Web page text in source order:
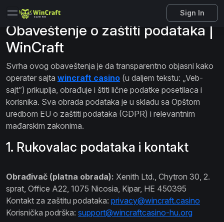
Sign In
Obaveštenje o zaštiti podataka |
WinCraft
Svrha ovog obaveštenja je da transparentno objasni kako
operater sajta wincraft casino (u daljem tekstu: „Veb-
sajt”) prikuplja, obrađuje i štiti lične podatke posetilaca i
korisnika. Sva obrada podataka je u skladu sa Opštom
uredbom EU o zaštiti podataka (GDPR) i relevantnim
mađarskim zakonima.
1. Rukovalac podataka i kontakt
Obrađivač (platna obrada): Xenith Ltd., Chytron 30, 2.
sprat, Office A22, 1075 Nicosia, Kipar, HE 450395
Kontakt za zaštitu podataka: privacy@wincraft.casino
Korisnička podrška: support@wincraftcasino-hu.org